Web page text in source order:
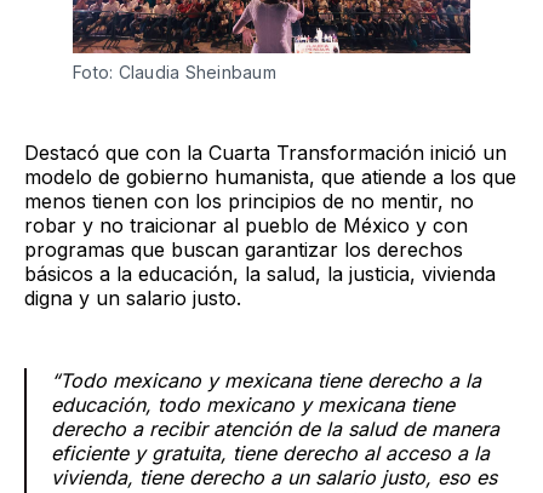
Foto: Claudia Sheinbaum
Destacó que con la Cuarta Transformación inició un
modelo de gobierno humanista, que atiende a los que
menos tienen con los principios de no mentir, no
robar y no traicionar al pueblo de México y con
programas que buscan garantizar los derechos
básicos a la educación, la salud, la justicia, vivienda
digna y un salario justo.
“Todo mexicano y mexicana tiene derecho a la
educación, todo mexicano y mexicana tiene
derecho a recibir atención de la salud de manera
eficiente y gratuita, tiene derecho al acceso a la
vivienda, tiene derecho a un salario justo, eso es